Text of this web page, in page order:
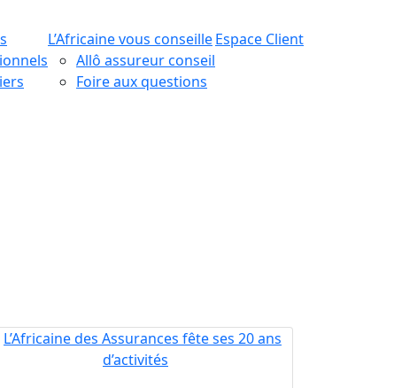
L’Africaine vous conseille
Allô assureur conseil
Foire aux questions
Espace Client